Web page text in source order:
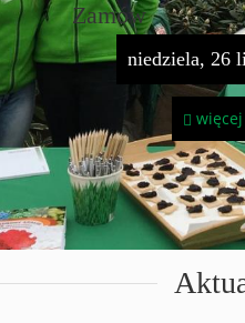
Zamów
niedziela, 26
więcej